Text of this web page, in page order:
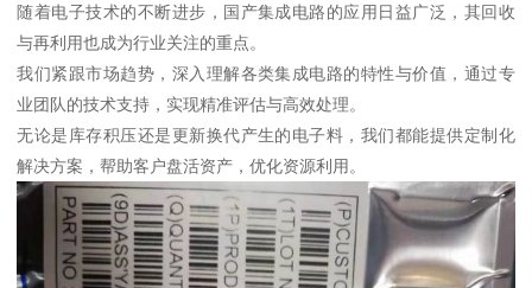
随着电子技术的不断进步，国产集成电路的应用日益广泛，其回收
与再利用也成为行业关注的重点。
我们紧跟市场趋势，深入理解各类集成电路的特性与价值，通过专
业团队的技术支持，实现精准评估与高效处理。
无论是库存积压还是更新换代产生的电子料，我们都能提供定制化
解决方案，帮助客户盘活资产，优化资源利用。